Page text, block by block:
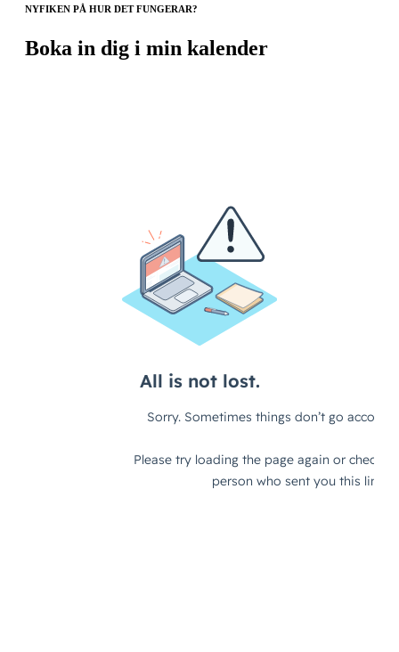
NYFIKEN PÅ HUR DET FUNGERAR?
Boka in dig i min kalender